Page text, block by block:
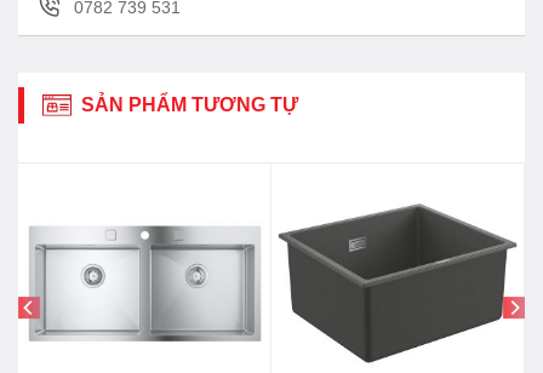
sẽ tự động ngắt nguồn điện trong trường hợp
nước nóng vượt quá ngưỡng nhiệt độ cao nhất
0782 739 531
SẢN PHẨM TƯƠNG TỰ